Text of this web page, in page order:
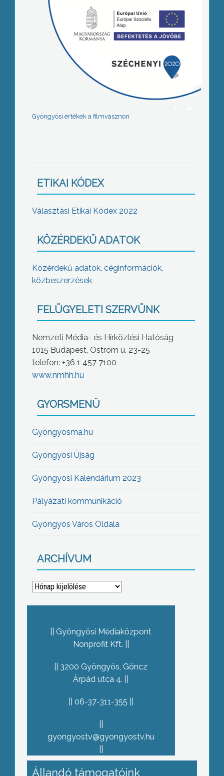
Gyöngyösi értékek a filmvásznon
ETIKAI KÓDEX
Választási Etikai Kódex 2022
KÖZÉRDEKŰ ADATOK
Közérdekű adatok, céginformációk,
közbeszerzések
FELÜGYELETI SZERVÜNK
Nemzeti Média- és Hírközlési Hatóság
1015 Budapest, Ostrom u. 23-25
telefon: +36 1 457 7100
www.nmhh.hu
GYORSMENÜ
Gyöngyösma.hu
Gyöngyösi Újság
Gyöngyösi Kalendárium 2023
Pályázati kommunikáció
Gyöngyös Város Oldala
ARCHÍVUM
Archívum
Gyöngyösi Médiaközpont
Nonprofit Kft.
3200 Gyöngyös, Göncz
Árpád utca 4.
06-37-311-355
gyongyostv@gyongyostv.hu
Állandó támogatóink